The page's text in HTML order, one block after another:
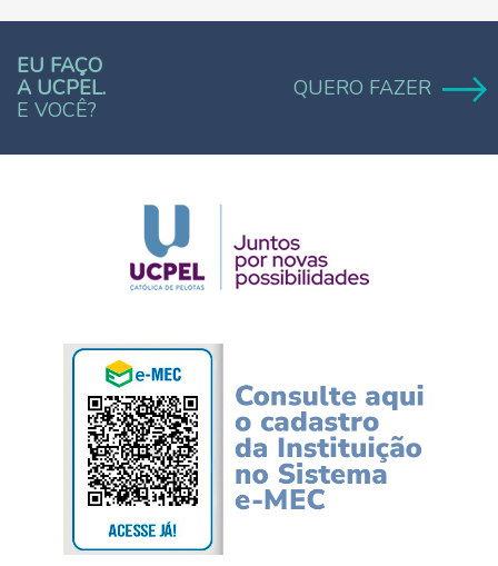
EU FAÇO
A UCPEL.
E VOCÊ?
QUERO FAZER